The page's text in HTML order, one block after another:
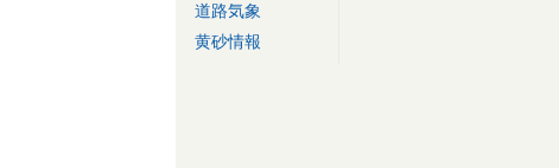
道路気象
黄砂情報